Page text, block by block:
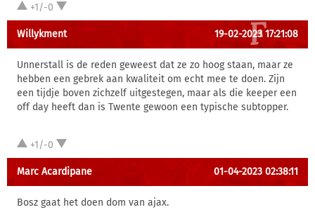
+1/-0
Willykment 19-02-2023 17:21:08
Unnerstall is de reden geweest dat ze zo hoog staan, maar ze
hebben een gebrek aan kwaliteit om echt mee te doen. Zijn
een tijdje boven zichzelf uitgestegen, maar als die keeper een
off day heeft dan is Twente gewoon een typische subtopper.
+1/-0
Marc Acardipane 01-04-2023 02:38:11
Bosz gaat het doen dom van ajax.